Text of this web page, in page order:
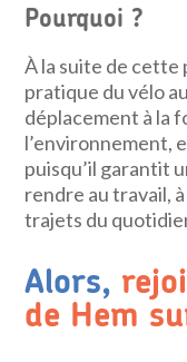
Pourquoi ?
À la suite de cette
pratique du vélo
déplacement à la
l’environnement,
puisqu’il garantit
rendre au travail,
trajets du
Alors,
de Hem